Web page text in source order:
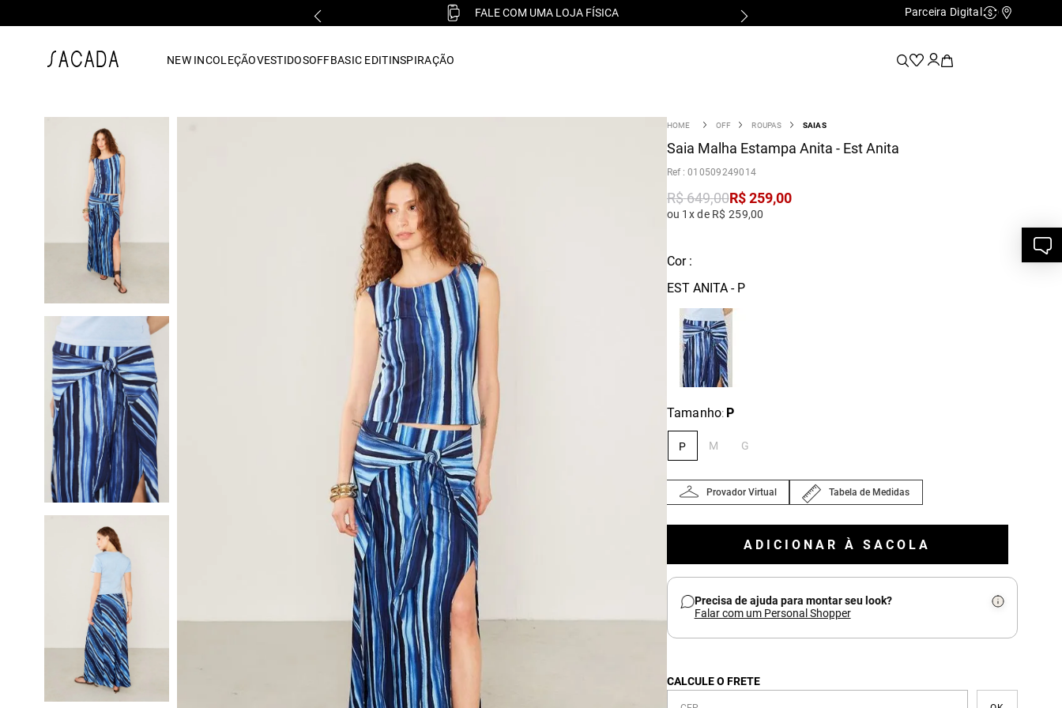
FALE COM UMA LOJA FÍSICA Parceira Digital Cashback
NEW INCOLEÇÃOVESTIDOSOFFBASIC EDITINSPIRAÇÃO
OFF ROUPAS SAIAS
Saia Malha Estampa Anita - Est Anita
:010509249014
R$649,00R$ 259,00
ou 1x de R$ 259,00
Cor :
EST ANITA - P
Tamanho: P
P M G
Provador Virtual Tabela de Medidas
ADICIONAR À SACOLA
Precisa de ajuda para montar seu look?
Falar com um Personal Shopper
CALCULE O FRETE
vestido midi